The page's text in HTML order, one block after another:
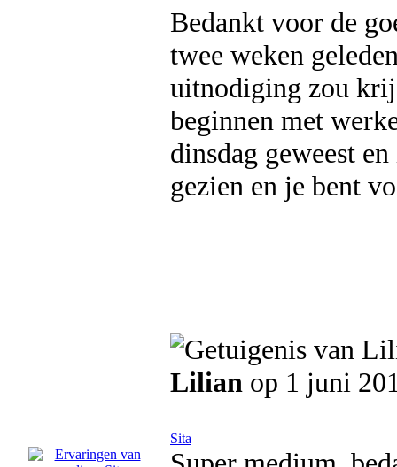
Bedankt voor de
twee weken
uitnodiging zou
beginnen met
dinsdag geweest
gezien en je bent
Lilian op 1 juni
Sita